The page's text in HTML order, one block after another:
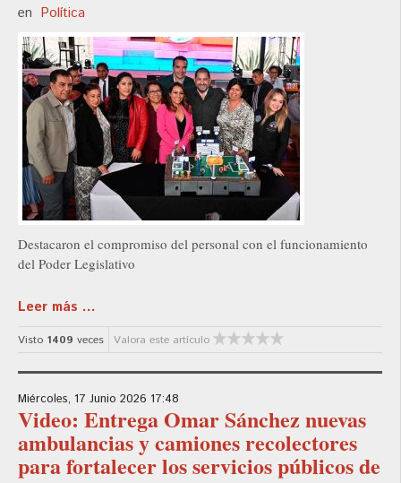
en Política
Destacaron el compromiso del personal con el funcionamiento
del Poder Legislativo
Leer más ...
Visto 1409 veces Valora este artículo
Miércoles, 17 Junio 2026 17:48
Video: Entrega Omar Sánchez nuevas
ambulancias y camiones recolectores
para fortalecer los servicios públicos de